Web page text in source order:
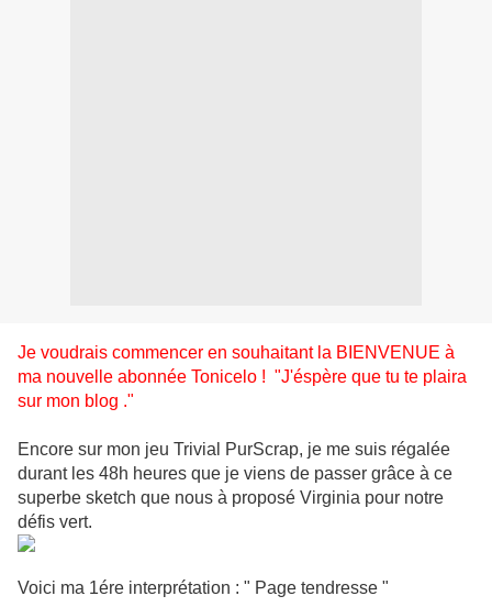
Je voudrais commencer en souhaitant la BIENVENUE à
ma nouvelle abonnée Tonicelo ! "J'éspère que tu te plaira
sur mon blog ."
Encore sur mon jeu Trivial PurScrap, je me suis régalée
durant les 48h heures que je viens de passer grâce à ce
superbe sketch que nous à proposé Virginia pour notre
défis vert.
Voici ma 1ére interprétation : " Page tendresse "